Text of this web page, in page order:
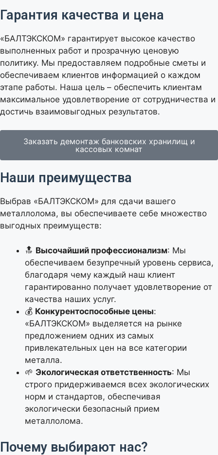
Гарантия качества и цена
«БАЛТЭКСКОМ» гарантирует высокое качество
выполненных работ и прозрачную ценовую
политику. Мы предоставляем подробные сметы и
обеспечиваем клиентов информацией о каждом
этапе работы. Наша цель – обеспечить клиентам
максимальное удовлетворение от сотрудничества и
достичь взаимовыгодных результатов.
Заказать демонтаж банковских хранилищ и
кассовых комнат
Наши преимущества
Выбрав «БАЛТЭКСКОМ» для сдачи вашего
металлолома, вы обеспечиваете себе множество
выгодных преимуществ:
🔝 Высочайший профессионализм: Мы
обеспечиваем безупречный уровень сервиса,
благодаря чему каждый наш клиент
гарантированно получает удовлетворение от
качества наших услуг.
💰 Конкурентоспособные цены:
«БАЛТЭКСКОМ» выделяется на рынке
предложением одних из самых
привлекательных цен на все категории
металла.
🌱 Экологическая ответственность: Мы
строго придерживаемся всех экологических
норм и стандартов, обеспечивая
экологически безопасный прием
металлолома.
Почему выбирают нас?
Калькулятор расчета
стоимости металлолома